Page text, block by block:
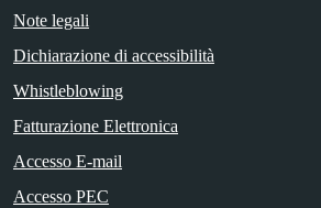
Note legali
Dichiarazione di accessibilità
Whistleblowing
Fatturazione Elettronica
Accesso E-mail
Accesso PEC